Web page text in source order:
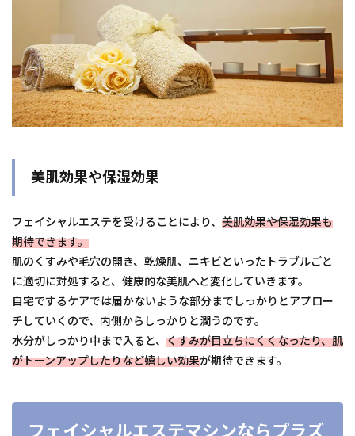
美肌効果や保湿効果
フェイシャルエステを受けることにより、 美肌効果や保湿効果も
期待できます。
肌のくすみや毛穴の開き、乾燥肌、ニキビといったトラブルごと
に適切に対処すると、健康的な美肌へと変化していきます。
自宅でするケアでは届かないような部分までしっかりとアプロー
チしていくので、内側からしっかりと潤うのです。
水分がしっかり中まで入ると、 くすみが目立ちにくくなったり、肌
がトーンアップしたりなど嬉しい効果が期待できます。
フェイシャルエステマシンならプラズ